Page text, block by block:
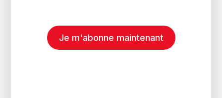
Je m'abonne maintenant